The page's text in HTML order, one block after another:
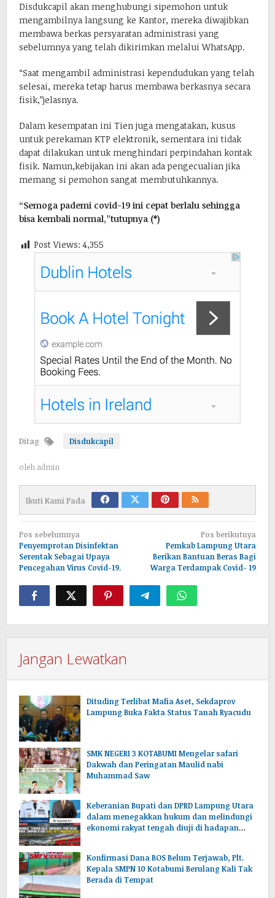
Disdukcapil akan menghubungi sipemohon untuk
mengambilnya langsung ke Kantor, mereka diwajibkan
membawa berkas persyaratan administrasi yang
sebelumnya yang telah dikirimkan melalui WhatsApp.
“Saat mengambil administrasi kependudukan yang telah
selesai, mereka tetap harus membawa berkasnya secara
fisik,”jelasnya.
Dalam kesempatan ini Tien juga mengatakan, kusus
untuk perekaman KTP elektronik, sementara ini tidak
dapat dilakukan untuk menghindari perpindahan kontak
fisik. Namun,kebijakan ini akan ada pengecualian jika
memang si pemohon sangat membutuhkannya.
“Semoga pademi covid-19 ini cepat berlalu sehingga
bisa kembali normal,”tutupnya (*)
Post Views: 4,355
Ditag Disdukcapil
oleh admin
Ikuti Kami Pada
Navigasi
pos
Pos sebelumnya
Penyemprotan Disinfektan
Serentak Sebagai Upaya
Pencegahan Virus Covid-19.
Pos berikutnya
Pemkab Lampung Utara
Berikan Bantuan Beras Bagi
Warga Terdampak Covid- 19
Jangan Lewatkan
Dituding Terlibat Mafia Aset, Sekdaprov
Lampung Buka Fakta Status Tanah Ryacudu
SMK NEGERI 3 KOTABUMI Mengelar safari
Dakwah dan Peringatan Maulid nabi
Muhammad Saw
Keberanian Bupati dan DPRD Lampung Utara
dalam menegakkan hukum dan melindungi
ekonomi rakyat tengah diuji di hadapan
Konfirmasi Dana BOS Belum Terjawab, Plt.
Kepala SMPN 10 Kotabumi Berulang Kali Tak
Berada di Tempat